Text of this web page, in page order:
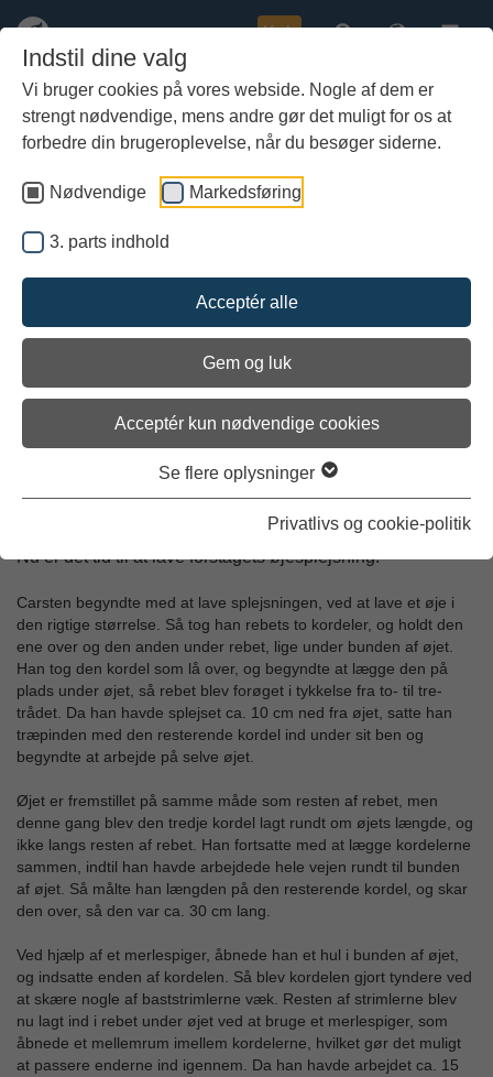
Indstil dine valg
Vi bruger cookies på vores webside. Nogle af dem er
strengt nødvendige, mens andre gør det muligt for os at
forbedre din brugeroplevelse, når du besøger siderne.
Nødvendige Markedsføring
3. parts indhold
Acceptér alle
Gem og luk
Acceptér kun nødvendige cookies
Se flere oplysninger
Privatlivs og cookie-politik
indhold
Køb
Arbejdet med forstaget forsætter...
Nu er det tid til at lave forstagets øjesplejsning.
Carsten begyndte med at lave splejsningen, ved at lave et øje i
den rigtige størrelse. Så tog han rebets to kordeler, og holdt den
ene over og den anden under rebet, lige under bunden af øjet.
Han tog den kordel som lå over, og begyndte at lægge den på
plads under øjet, så rebet blev forøget i tykkelse fra to- til tre-
trådet. Da han havde splejset ca. 10 cm ned fra øjet, satte han
træpinden med den resterende kordel ind under sit ben og
begyndte at arbejde på selve øjet.
Øjet er fremstillet på samme måde som resten af rebet, men
denne gang blev den tredje kordel lagt rundt om øjets længde, og
ikke langs resten af rebet. Han fortsatte med at lægge kordelerne
sammen, indtil han havde arbejdede hele vejen rundt til bunden
af øjet. Så målte han længden på den resterende kordel, og skar
den over, så den var ca. 30 cm lang.
Ved hjælp af et merlespiger, åbnede han et hul i bunden af øjet,
og indsatte enden af kordelen. Så blev kordelen gjort tyndere ved
at skære nogle af baststrimlerne væk. Resten af strimlerne blev
nu lagt ind i rebet under øjet ved at bruge et merlespiger, som
åbnede et mellemrum imellem kordelerne, hvilket gør det muligt
at passere enderne ind igennem. Da han havde arbejdet ca. 15